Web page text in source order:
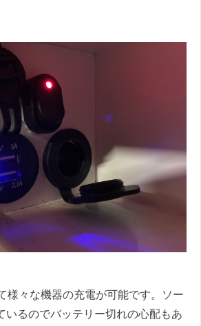
様々な機器の充電が可能です。ソー
いるのでバッテリー切れの心配もあ